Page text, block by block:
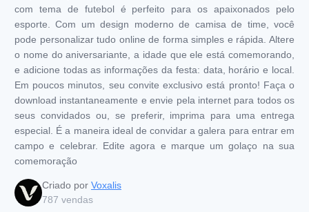
com tema de futebol é perfeito para os apaixonados pelo
esporte. Com um design moderno de camisa de time, você
pode personalizar tudo online de forma simples e rápida. Altere
o nome do aniversariante, a idade que ele está comemorando,
e adicione todas as informações da festa: data, horário e local.
Em poucos minutos, seu convite exclusivo está pronto! Faça o
download instantaneamente e envie pela internet para todos os
seus convidados ou, se preferir, imprima para uma entrega
especial. É a maneira ideal de convidar a galera para entrar em
campo e celebrar. Edite agora e marque um golaço na sua
comemoração
Criado por Voxalis
787 vendas